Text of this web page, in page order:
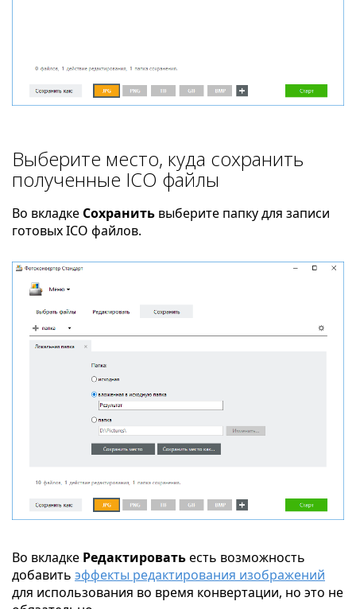
Выберите место, куда сохранить
полученные ICO файлы
Во вкладке Сохранить выберите папку для записи
готовых ICO файлов.
Во вкладке Редактироватьесть возможность
добавить эффекты редактирования изображений
для использования во время конвертации, но это не